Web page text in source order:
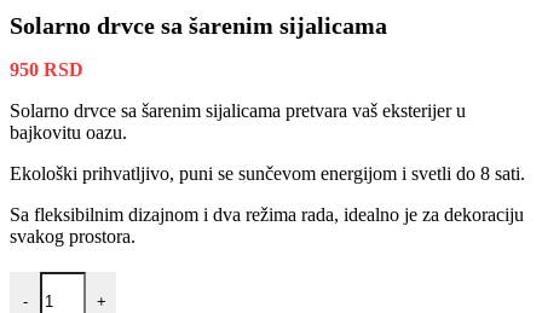
Solarno drvce sa šarenim sijalicama
950 RSD
Solarno drvce sa šarenim sijalicama pretvara vaš eksterijer u
bajkovitu oazu.
Ekološki prihvatljivo, puni se sunčevom energijom i svetli do 8 sati.
Sa fleksibilnim dizajnom i dva režima rada, idealno je za dekoraciju
svakog prostora.
-
Solarno drvce sa šarenim sijalicama količina
+